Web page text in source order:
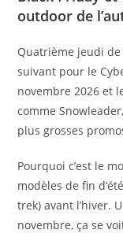
outdoor de
Quatrième jeudi
suivant pour le
novembre 2026 et
comme
plus grosses
Pourquoi c’est le
modèles de fin
trek) avant l’hiver.
novembre, ça se